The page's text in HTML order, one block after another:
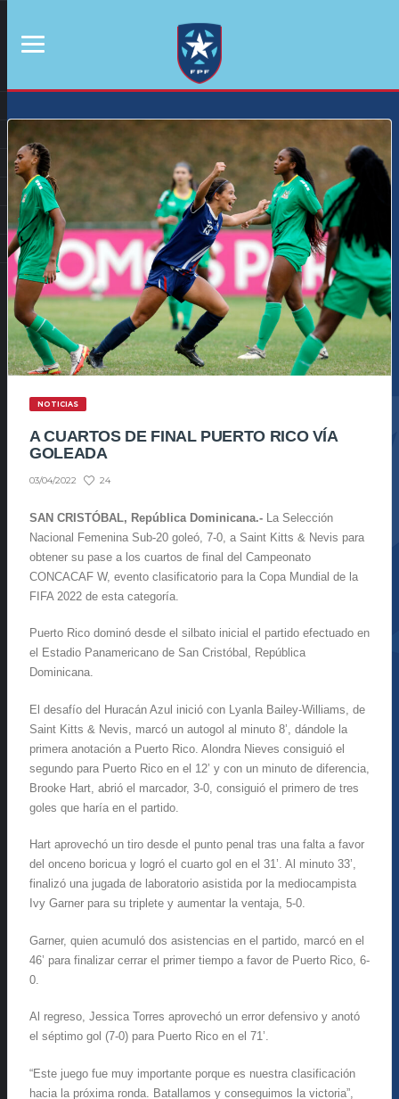
NOTICIAS
A CUARTOS DE FINAL PUERTO RICO VÍA
GOLEADA
03/04/2022 24
SAN CRISTÓBAL, República Dominicana.- La Selección
Nacional Femenina Sub-20 goleó, 7-0, a Saint Kitts & Nevis para
obtener su pase a los cuartos de final del Campeonato
CONCACAF W, evento clasificatorio para la Copa Mundial de la
FIFA 2022 de esta categoría.
Puerto Rico dominó desde el silbato inicial el partido efectuado en
el Estadio Panamericano de San Cristóbal, República
Dominicana.
El desafío del Huracán Azul inició con Lyanla Bailey-Williams, de
Saint Kitts & Nevis, marcó un autogol al minuto 8’, dándole la
primera anotación a Puerto Rico. Alondra Nieves consiguió el
segundo para Puerto Rico en el 12’ y con un minuto de diferencia,
Brooke Hart, abrió el marcador, 3-0, consiguió el primero de tres
goles que haría en el partido.
Hart aprovechó un tiro desde el punto penal tras una falta a favor
del onceno boricua y logró el cuarto gol en el 31’. Al minuto 33’,
finalizó una jugada de laboratorio asistida por la mediocampista
Ivy Garner para su triplete y aumentar la ventaja, 5-0.
Garner, quien acumuló dos asistencias en el partido, marcó en el
46’ para finalizar cerrar el primer tiempo a favor de Puerto Rico, 6-
0.
Al regreso, Jessica Torres aprovechó un error defensivo y anotó
el séptimo gol (7-0) para Puerto Rico en el 71’.
“Este juego fue muy importante porque es nuestra clasificación
hacia la próxima ronda. Batallamos y conseguimos la victoria”,